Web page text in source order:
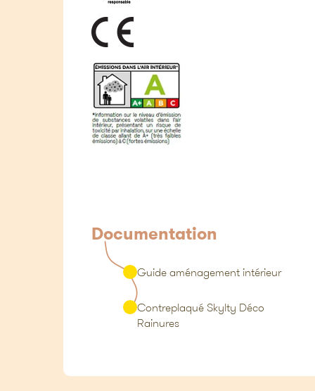
Documentation
Guide aménagement intérieur
Contreplaqué Skylty Déco
Rainures